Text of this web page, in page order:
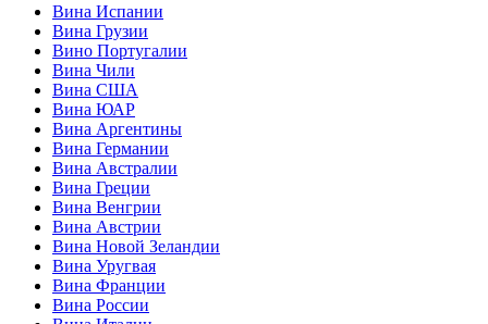
Вина Испании
Вина Грузии
Вино Португалии
Вина Чили
Вина США
Вина ЮАР
Вина Аргентины
Вина Германии
Вина Австралии
Вина Греции
Вина Венгрии
Вина Австрии
Вина Новой Зеландии
Вина Уругвая
Вина Франции
Вина России